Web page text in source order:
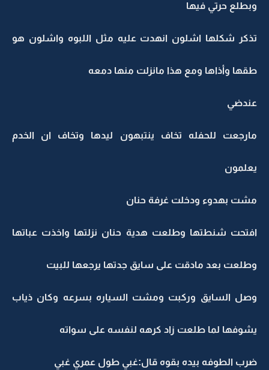
وبطلع حرتي فيها
تذكر شكلها اشلون انهدت عليه مثل اللبوه واشلون هو
طقها وأذاها ومع هذا مانزلت منها دمعه
عندضي
مارجعت للحفله تخاف ينتبهون ليدها وتخاف ان الخدم
يعلمون
مشت بهدوء ودخلت غرفة حنان
افتحت شنطتها وطلعت هدية حنان نزلتها واخذت عباتها
وطلعت بعد مادقت على سايق جدتها يرجعها للبيت
وصل السايق وركبت ومشت السياره بسرعه وكان ذياب
يشوفها لما طلعت زاد كرهه لنفسه على سواته
ضرب الطوفه بيده بقوه قال:غبي طول عمري غبي